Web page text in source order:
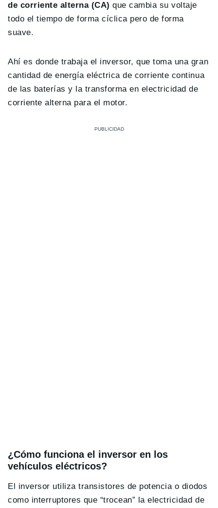
de corriente alterna (CA) que cambia su voltaje
todo el tiempo de forma cíclica pero de forma
suave.
Ahí es donde trabaja el inversor, que toma una gran
cantidad de energía eléctrica de corriente continua
de las baterías y la transforma en electricidad de
corriente alterna para el motor.
¿Cómo funciona el inversor en los
vehículos eléctricos?
El inversor utiliza transistores de potencia o diodos
como interruptores que “trocean” la electricidad de